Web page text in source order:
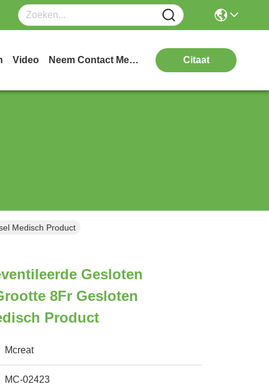
Video Neem Contact Met Ons Op Citaat
Medisch Product
Gesloten
8Fr Gesloten
Product
Mcreat
MC-02423